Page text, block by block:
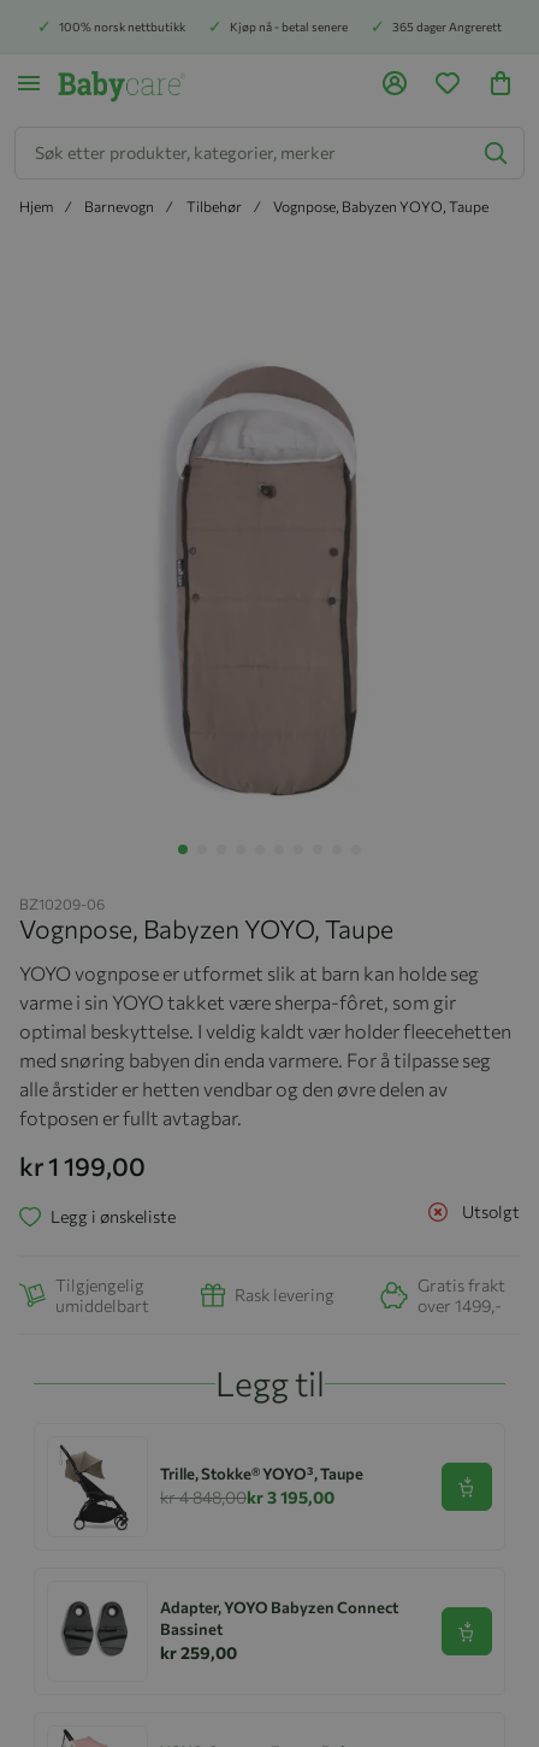
100% norsk nettbutikk Kjøp nå - betal senere 365 dager Angrerett
Hjem Barnevogn Tilbehør Vognpose, Babyzen YOYO, Taupe
BZ10209-06
Vognpose, Babyzen YOYO, Taupe
YOYO vognpose er utformet slik at barn kan holde seg
varme i sin YOYO takket være sherpa-fôret, som gir
optimal beskyttelse. I veldig kaldt vær holder fleecehetten
med snøring babyen din enda varmere. For å tilpasse seg
alle årstider er hetten vendbar og den øvre delen av
fotposen er fullt avtagbar.
kr 1 199,00
Utsolgt
Legg i ønskeliste
Tilgjengelig
umiddelbart
Rask levering
Gratis frakt
over 1499,-
Legg til
Trille, Stokke® YOYO³, Taupe
kr 4 848,00kr 3 195,00 Se
Adapter, YOYO Babyzen Connect
Bassinet
kr 259,00
Se